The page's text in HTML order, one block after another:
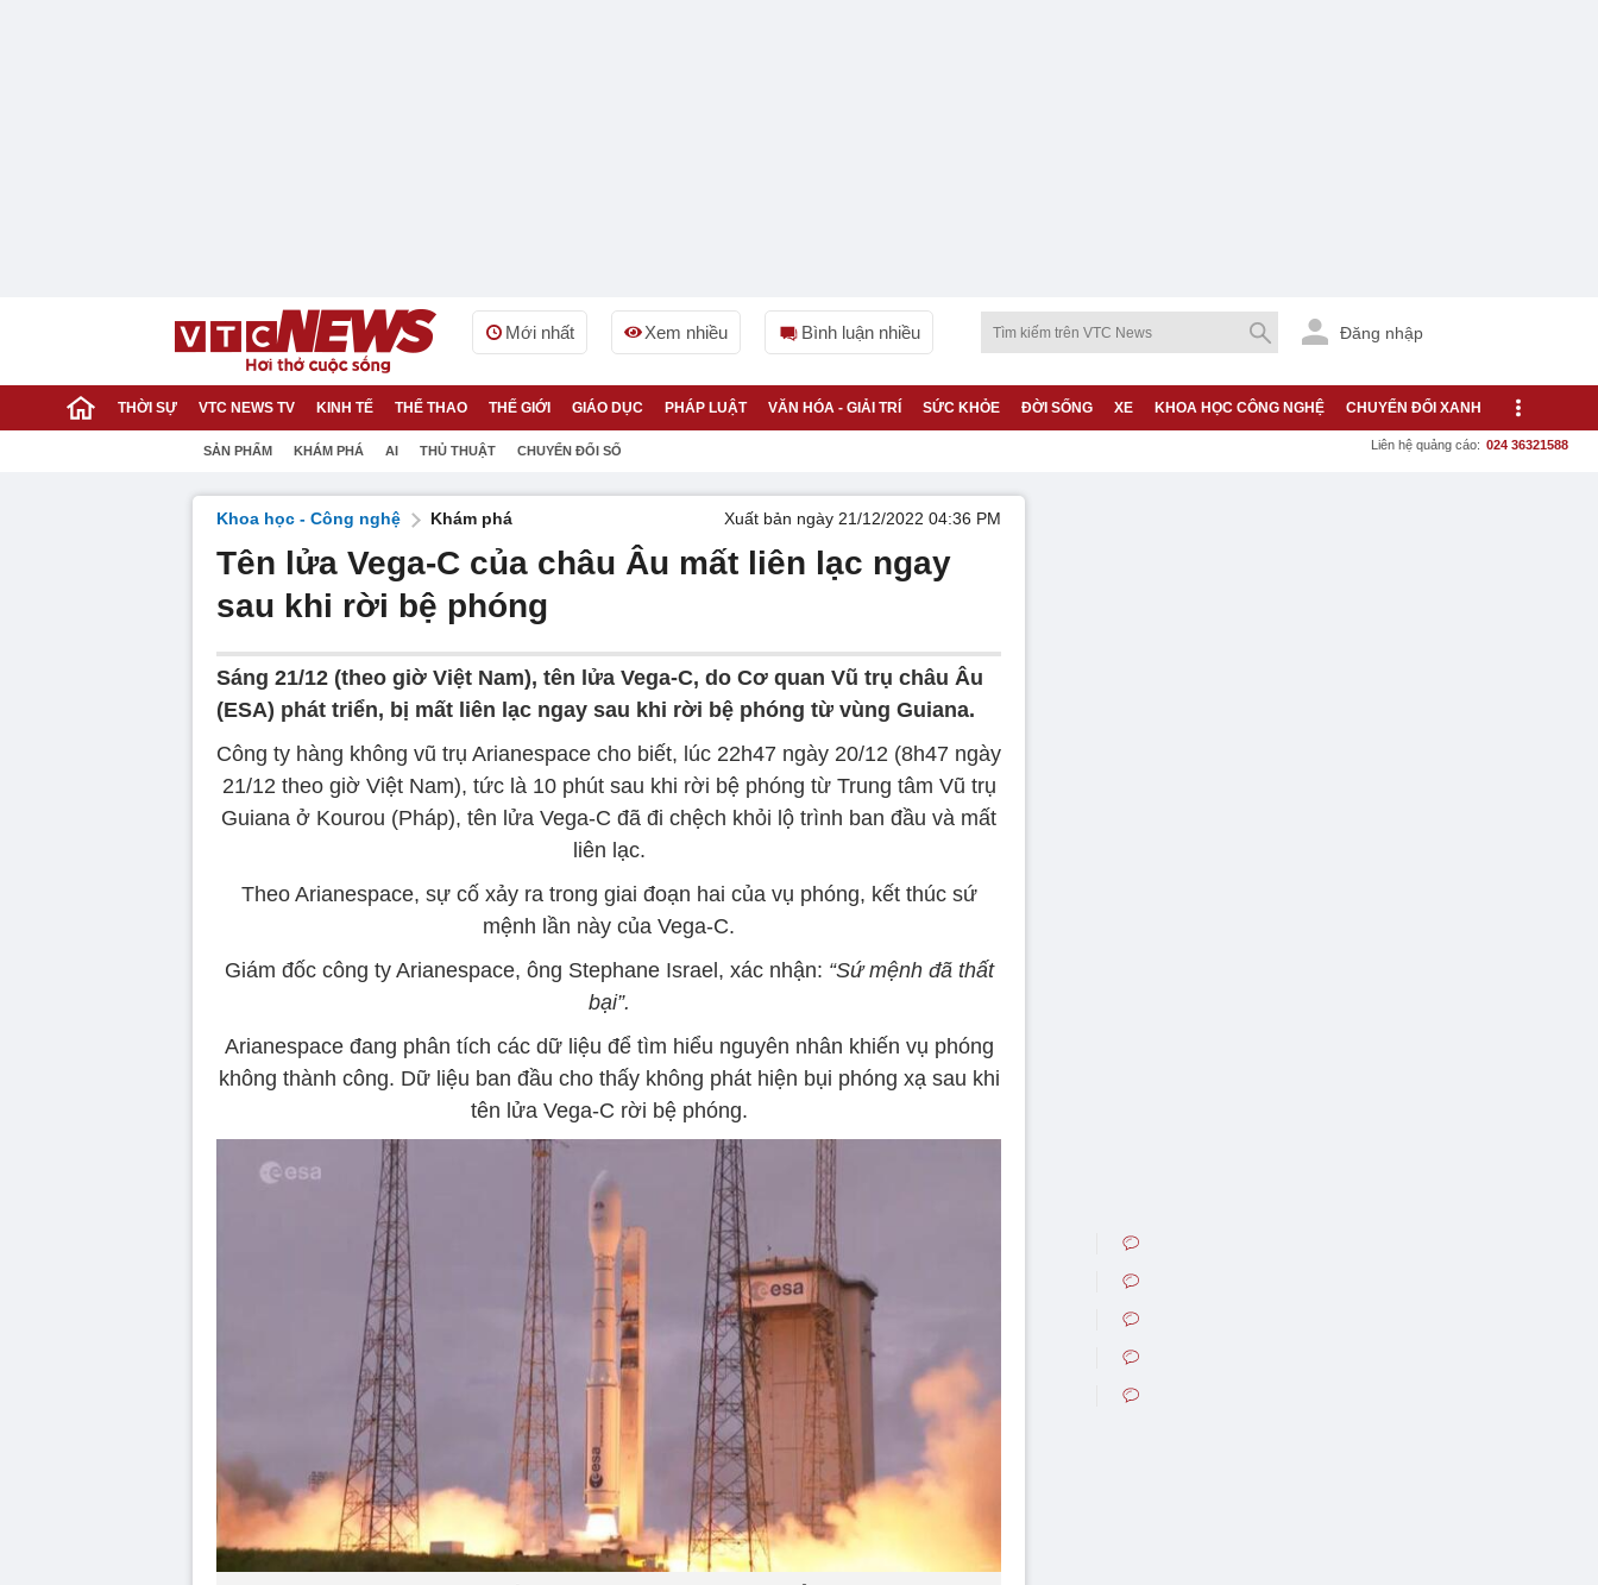
Mới nhất Xem nhiều Bình luận nhiều Đăng nhập
THỜI SỰ VTC NEWS TV KINH TẾ THỂ THAO THẾ GIỚI GIÁO DỤC PHÁP LUẬT VĂN HÓA - GIẢI TRÍ SỨC KHỎE ĐỜI SỐNG XE KHOA HỌC CÔNG NGHỆ CHUYỂN ĐỔI XANH
SẢN PHẨM KHÁM PHÁ AI THỦ THUẬT CHUYỂN ĐỔI SỐ Liên hệ quảng cáo: 024 36321588
Khoa học - Công nghệ Khám phá Xuất bản ngày 21/12/2022 04:36 PM
Tên lửa Vega-C của châu Âu mất liên lạc ngay
sau khi rời bệ phóng
Sáng 21/12 (theo giờ Việt Nam), tên lửa Vega-C, do Cơ quan Vũ trụ châu Âu
(ESA) phát triển, bị mất liên lạc ngay sau khi rời bệ phóng từ vùng Guiana.
Công ty hàng không vũ trụ Arianespace cho biết, lúc 22h47 ngày 20/12 (8h47 ngày
21/12 theo giờ Việt Nam), tức là 10 phút sau khi rời bệ phóng từ Trung tâm Vũ trụ
Guiana ở Kourou (Pháp), tên lửa Vega-C đã đi chệch khỏi lộ trình ban đầu và mất
liên lạc.
Theo Arianespace, sự cố xảy ra trong giai đoạn hai của vụ phóng, kết thúc sứ
mệnh lần này của Vega-C.
Giám đốc công ty Arianespace, ông Stephane Israel, xác nhận: “Sứ mệnh đã thất
bại”.
Arianespace đang phân tích các dữ liệu để tìm hiểu nguyên nhân khiến vụ phóng
không thành công. Dữ liệu ban đầu cho thấy không phát hiện bụi phóng xạ sau khi
tên lửa Vega-C rời bệ phóng.